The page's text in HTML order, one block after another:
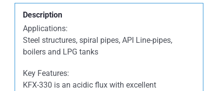
Description
Applications:
Steel structures, spiral pipes, API Line-pipes,
boilers and LPG tanks
Key Features:
KFX-330 is an acidic flux with excellent